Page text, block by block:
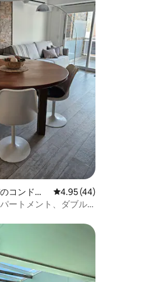
の平均評価
コンドミ
レビュー44件、5つ
4.95 (44)
ートメント、ダブル